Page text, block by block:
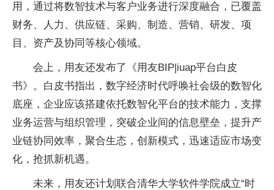
用，通过将数智技术与客户业务进行深度融合，已覆盖
财务、人力、供应链、采购、制造、营销、研发、项
目、资产及协同等核心领域。
会上，用友还发布了《用友BIP|iuap平台白皮
书》。白皮书指出，数字经济时代呼唤社会级的数智化
底座，企业应该搭建依托数智化平台的技术能力，支撑
业务运营与组织管理，突破企业间的信息壁垒，提升产
业链协同效率，聚合生态，创新模式，迅速适应市场变
化，抢抓新机遇。
未来，用友还计划联合清华大学软件学院成立“时